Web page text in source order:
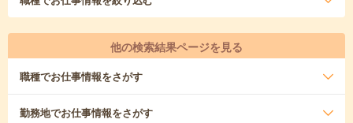
他の検索結果ページを見る
職種でお仕事情報をさがす
勤務地でお仕事情報をさがす